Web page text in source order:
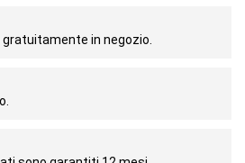
in negozio.